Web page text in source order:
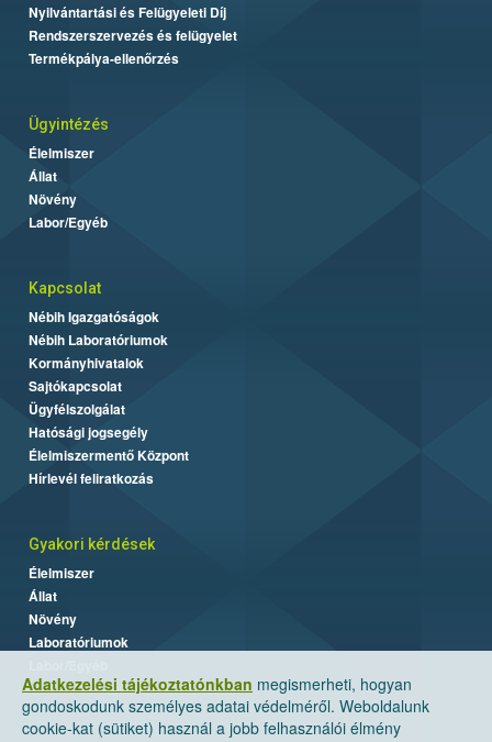
Adatkezelési tájékoztatónkban megismerheti, hogyan
gondoskodunk személyes adatai védelméről. Weboldalunk
cookie-kat (sütiket) használ a jobb felhasználói élmény
Nyilvántartási és Felügyeleti Díj
Rendszerszervezés és felügyelet
Termékpálya-ellenőrzés
Ügyintézés
Élelmiszer
Állat
Növény
Labor/Egyéb
Kapcsolat
Nébih Igazgatóságok
Nébih Laboratóriumok
Kormányhivatalok
Sajtókapcsolat
Ügyfélszolgálat
Hatósági jogsegély
Élelmiszermentő Központ
Hírlevél feliratkozás
Gyakori kérdések
Élelmiszer
Állat
Növény
Laboratóriumok